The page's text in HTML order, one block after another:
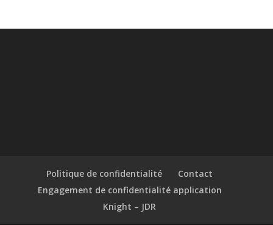
Politique de confidentialité
Contact
Engagement de confidentialité application
Knight – JDR